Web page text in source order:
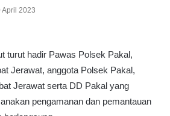
April 2023
turut hadir Pawas Polsek Pakal,
Jerawat, anggota Polsek Pakal,
Jerawat serta DD Pakal yang
pengamanan dan pemantauan